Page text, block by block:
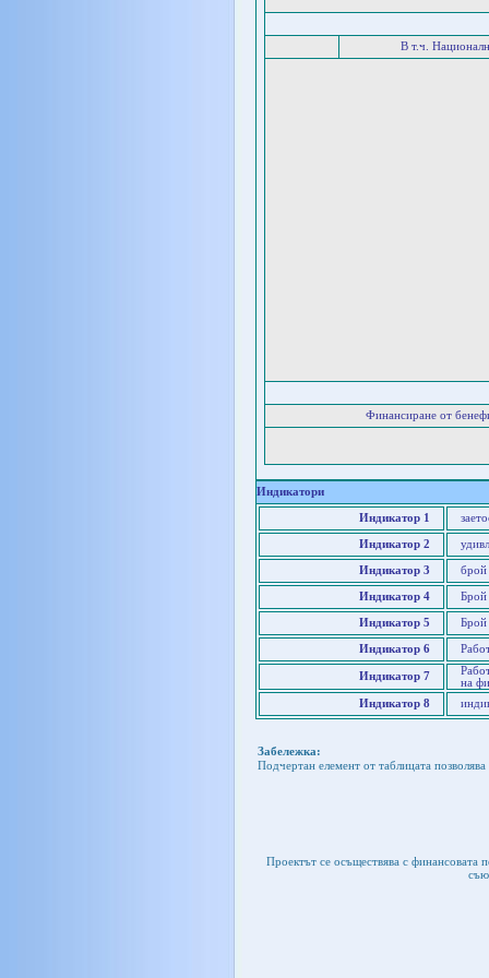
В т.ч.
Финансиране от
Индикатори
Индикатор 1
Индикатор 2
Индикатор 3 брой
Индикатор 4 Брой
Индикатор 5 Брой
Индикатор 6
Индикатор 7
на
Индикатор 8
Забележка:
Подчертан елемент от таблицата
Проектът се осъществява с финансовата